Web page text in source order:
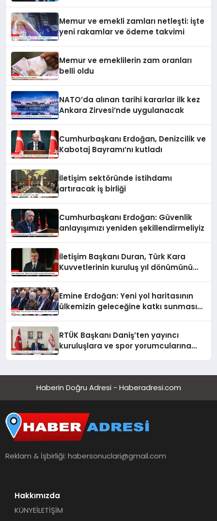
Memur ve emekli zamları netleşti: İşte
yeni rakamlar ve ödeme takvimi
Memur ve emeklilerin zam oranları
belli oldu
NATO’da alınan tarihi kararlar ilk kez
Ankara Zirvesi’nde uygulanacak
Cumhurbaşkanı Erdoğan, Denizcilik ve
Kabotaj Bayramı’nı kutladı
İletişim sektöründe istihdamı
artıracak iş birliği
Cumhurbaşkanı Erdoğan: Güvenlik
anlayışımızı yeniden şekillendirmeliyiz
İletişim Başkanı Duran, Türk Kara
Kuvvetlerinin kuruluş yıl dönümünü
Emine Erdoğan: Yeni yol haritasının
ülkemizin geleceğine katkı sunmasını
RTÜK Başkanı Daniş’ten yayıncı
kuruluşlara ve spor yorumcularına
Haberin Doğru Adresi - Haberadresi.com
Reklam & İşbirliği:habersonuclari@gmail.com
Hakkımızda
KÜNYEİLETİŞİM